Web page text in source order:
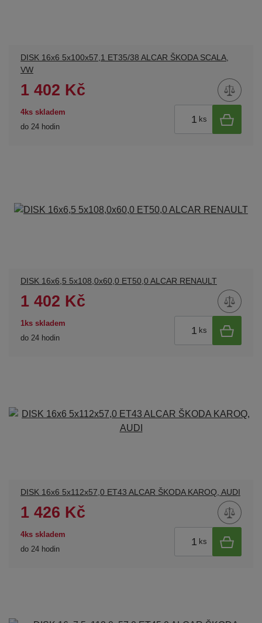
DISK 16x6 5x100x57,1 ET35/38 ALCAR ŠKODA SCALA,
VW
1 402 Kč
4ks skladem
do 24 hodin
ks
DISK 16x6,5 5x108,0x60,0 ET50,0 ALCAR RENAULT
1 402 Kč
1ks skladem
do 24 hodin
ks
DISK 16x6 5x112x57,0 ET43 ALCAR ŠKODA KAROQ, AUDI
1 426 Kč
4ks skladem
do 24 hodin
ks